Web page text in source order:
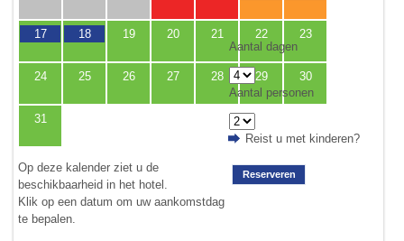
17 18 19 20 21 22 23
24 25 26 27 28 29 30
31
Op deze kalender ziet u de
beschikbaarheid in het hotel.
Klik op een datum om uw aankomstdag
te bepalen.
Aantal dagen
Aantal personen
Reist u met kinderen?
Reserveren